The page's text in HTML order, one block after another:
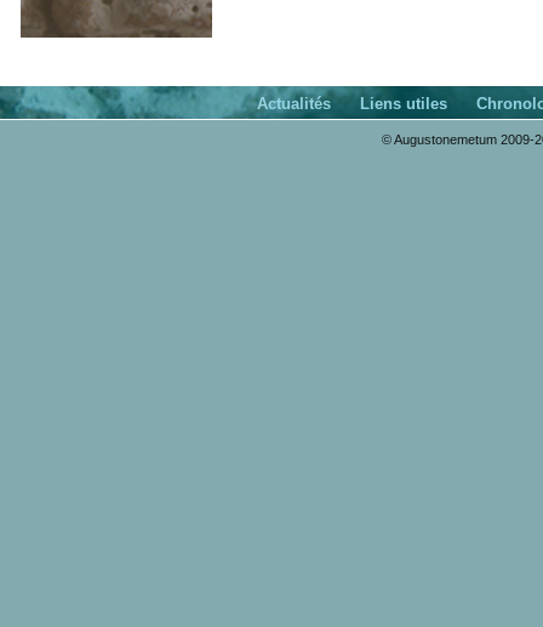
Actualités Liens utiles
© Augustonemetum 2009-